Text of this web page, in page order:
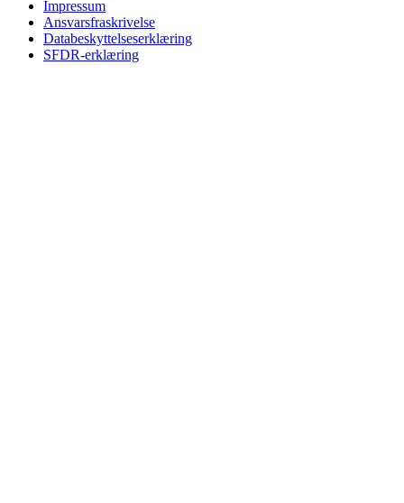
Impressum
Ansvarsfraskrivelse
Databeskyttelseserklæring
SFDR-erklæring